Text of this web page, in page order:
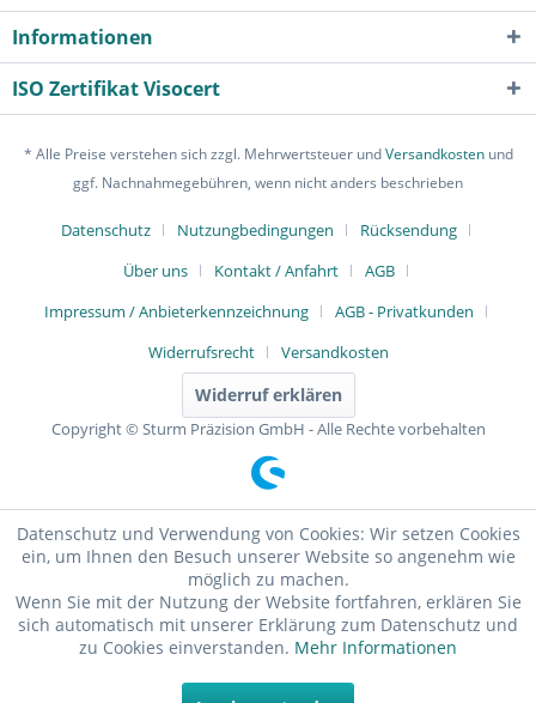
Informationen
ISO Zertifikat Visocert
* Alle Preise verstehen sich zzgl. Mehrwertsteuer undVersandkostenund
ggf. Nachnahmegebühren, wenn nicht anders beschrieben
Datenschutz Nutzungbedingungen
Rücksendung
Über uns
Kontakt / Anfahrt
AGB
Impressum / Anbieterkennzeichnung
AGB - Privatkunden
Widerrufsrecht
Versandkosten
Widerruf erklären
Copyright © Sturm Präzision GmbH - Alle Rechte vorbehalten
Datenschutz und Verwendung von Cookies: Wir setzen Cookies
ein, um Ihnen den Besuch unserer Website so angenehm wie
möglich zu machen.
Wenn Sie mit der Nutzung der Website fortfahren, erklären Sie
sich automatisch mit unserer Erklärung zum Datenschutz und
zu Cookies einverstanden. Mehr Informationen